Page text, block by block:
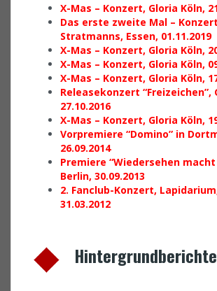
X-Mas – Konzert, Gloria Köln,
Das erste zweite Mal –
Stratmanns, Essen, 01.11.2019
X-Mas – Konzert, Gloria Köln,
X-Mas – Konzert, Gloria Köln,
X-Mas – Konzert, Gloria Köln,
Releasekonzert “Freizeichen”,
27.10.2016
X-Mas – Konzert, Gloria Köln,
Vorpremiere “Domino” in
26.09.2014
Premiere “Wiedersehen macht
Berlin, 30.09.2013
2. Fanclub-Konzert,
31.03.2012
Hintergrundberichte